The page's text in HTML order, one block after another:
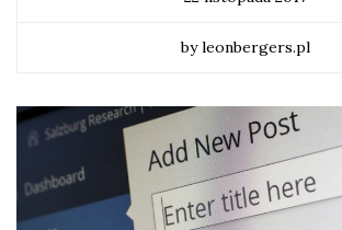
by leonbergers.pl